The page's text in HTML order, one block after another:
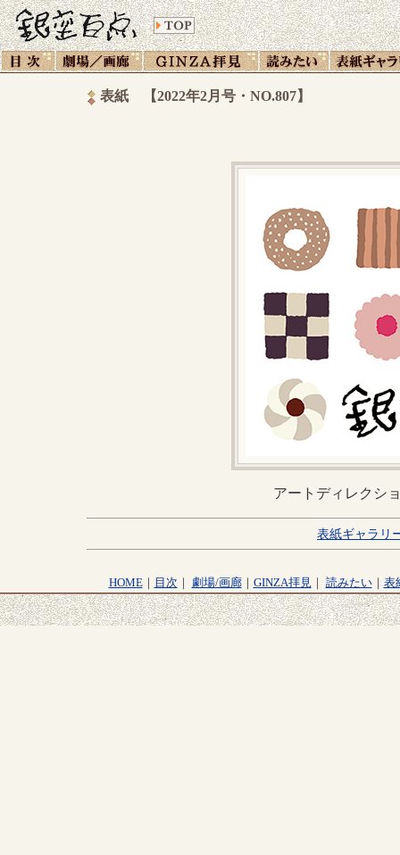
表紙 【2022年2月号・NO.807】
アートディレクシ
表紙ギャラリ
HOME｜ 目次 ｜ 劇場/画廊｜ GINZA拝見｜ 読みたい｜ 表